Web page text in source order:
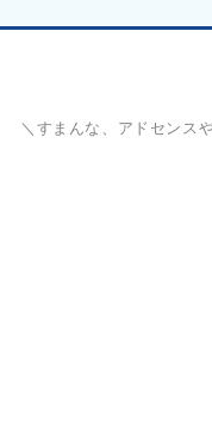
＼すまんな、アドセンス